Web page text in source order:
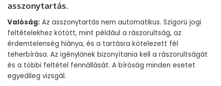
asszonytartás.
Valóság: Az asszonytartás nem automatikus. Szigorú jogi
feltételekhez kötött, mint például a rászorultság, az
érdemtelenség hiánya, és a tartásra kötelezett fél
teherbírása. Az igénylőnek bizonyítania kell a rászorultságát
és a többi feltétel fennállását. A bíróság minden esetet
egyedileg vizsgál.